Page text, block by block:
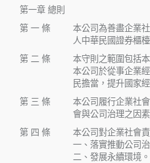
第一章 總則
第 一 條
本公司為善盡企業
人中華民國證券櫃
第 二 條
本守則之範圍包括
本公司於從事企業
民擔當，提升國家
第 三 條
本公司履行企業社
會與公司治理之因
第 四 條
本公司對企業社會
一、落實推動公司治
二、發展永續環境。